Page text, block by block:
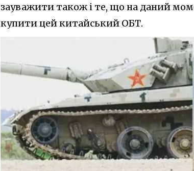
зауважити також і те, що на даний
купити цей китайський ОБТ.